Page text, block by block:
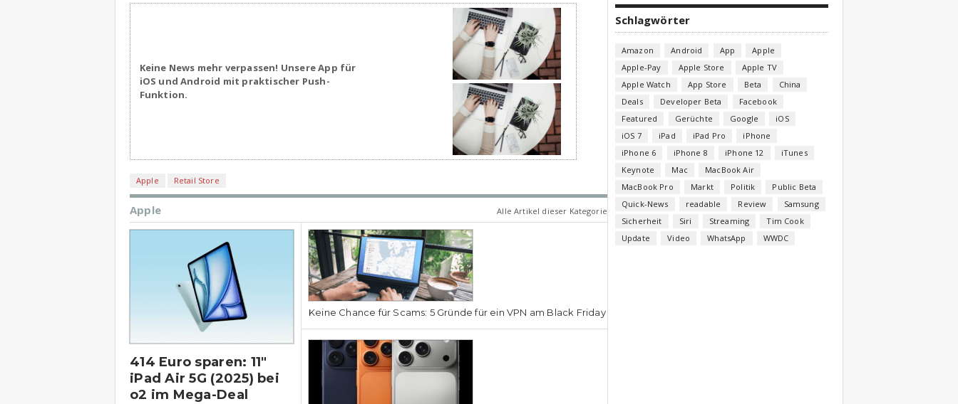
Keine News mehr verpassen! Unsere App für
iOS und Android mit praktischer Push-
Funktion.
Apple Retail Store
Apple Alle Artikel dieser Kategorie
414 Euro sparen: 11″
iPad Air 5G (2025) bei
o2 im Mega-Deal
Keine Chance für Scams: 5 Gründe für ein VPN am Black Friday
Schlagwörter
Amazon Android App
Apple
Apple-Pay
Apple Store
Apple TV
Apple Watch
App Store Beta
China
Deals
Developer Beta
Facebook
Featured
Gerüchte Google
iOS
iOS 7
iPad iPad Pro
iPhone
iPhone 6
iPhone 8 iPhone 12
iTunes
Keynote
Mac
MacBook Air
MacBook Pro
Markt Politik
Public Beta
Quick-News
readable Review
Samsung
Sicherheit
Siri Streaming
Tim Cook
Update
Video WhatsApp WWDC